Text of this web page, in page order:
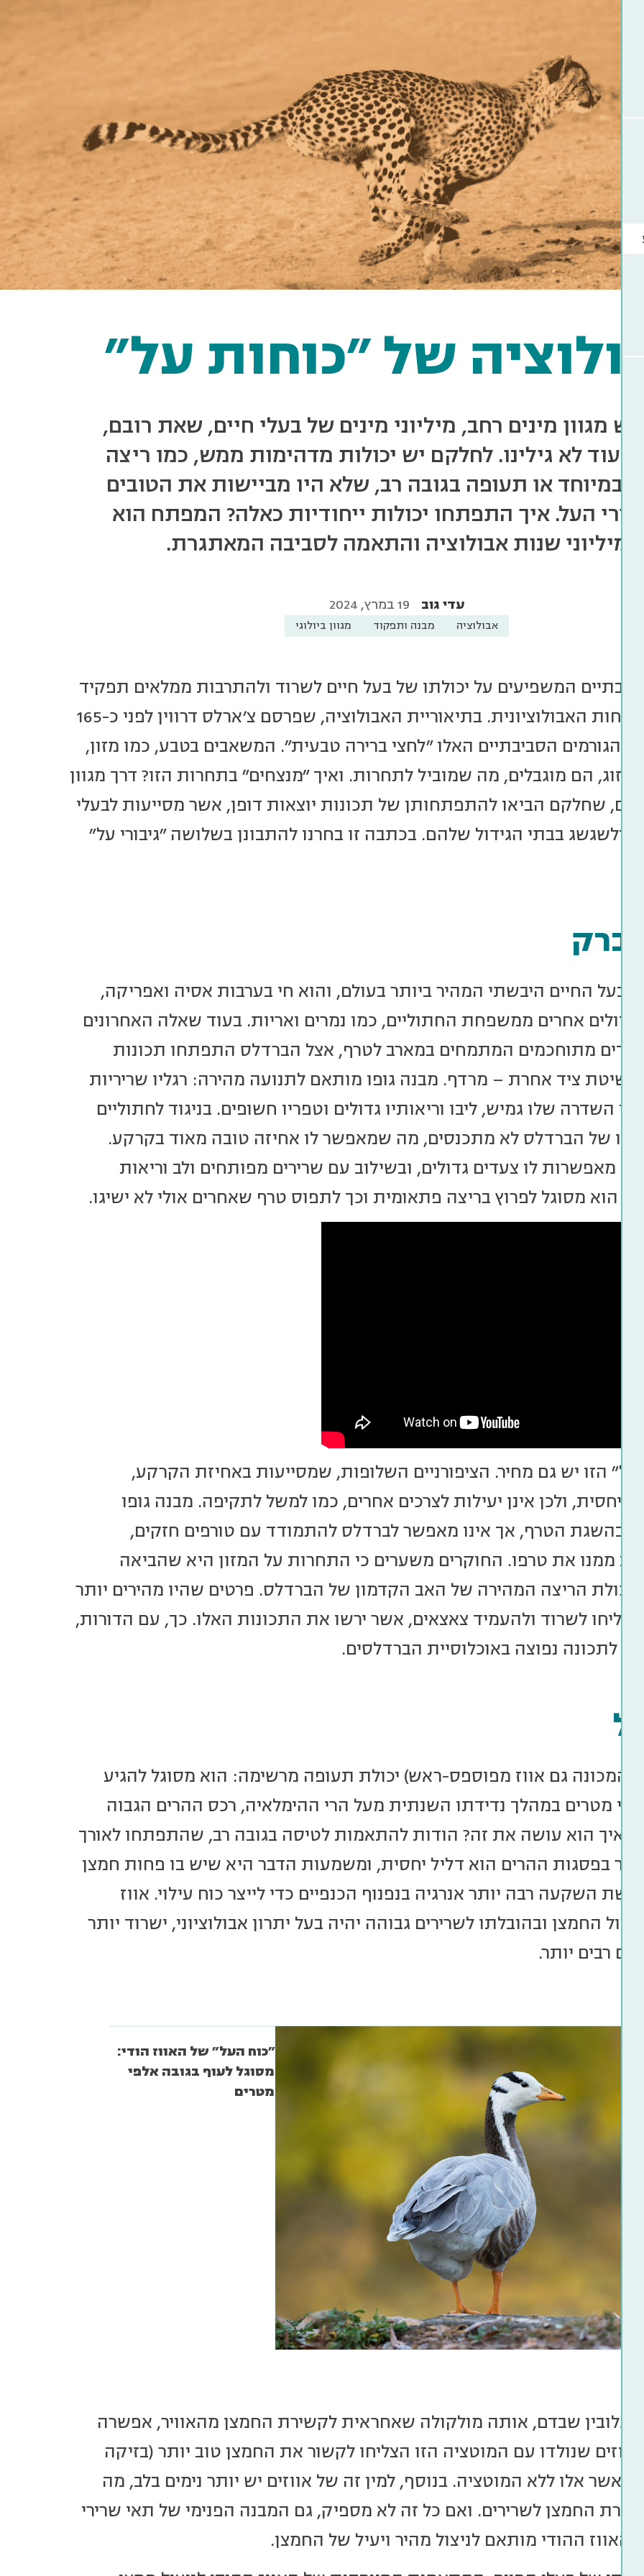
של "כוחות על"
יש מגוון מינים רחב, מיליוני מינים של בעלי חיים, שאת רובם,
עוד לא גילינו. לחלקם יש יכולות מדהימות ממש, כמו ריצה
במיוחד או תעופה בגובה רב, שלא היו מביישות את הטובים
העל. איך התפתחו יכולות ייחודיות כאלה? המפתח הוא
מיליוני שנות אבולוציה והתאמה לסביבה המאתגרת.
עדי גוב 19 במרץ, 2024
אבולוציה מבנה ותפקוד מגוון ביולוגי
המשפיעים על יכולתו של בעל חיים לשרוד ולהתרבות ממלאים תפקיד
מרכזי בהתפתחות האבולוציונית. בתיאוריית האבולוציה, שפרסם צ'ארלס דרווין לפני כ-165
הגורמים הסביבתיים האלו "לחצי ברירה טבעית". המשאבים בטבע, כמו מזון,
זוג, הם מוגבלים, מה שמוביל לתחרות. ואיך "מנצחים" בתחרות הזו? דרך מגוון
שחלקם הביאו להתפתחותן של תכונות יוצאות דופן, אשר מסייעות לבעלי
ולשגשג בבתי הגידול שלהם. בכתבה זו בחרנו להתבונן בשלושה "גיבורי על"
כברק
בעל החיים היבשתי המהיר ביותר בעולם, והוא חי בערבות אסיה ואפריקה,
גדולים אחרים ממשפחת החתוליים, כמו נמרים ואריות. בעוד שאלה האחרונים
מתוחכמים המתמחים במארב לטרף, אצל הברדלס התפתחו תכונות
לשיטת ציד אחרת – מרדף. מבנה גופו מותאם לתנועה מהירה: רגליו שריריות
השדרה שלו גמיש, ליבו וריאותיו גדולים וטפריו חשופים. בניגוד לחתוליים
של הברדלס לא מתכנסים, מה שמאפשר לו אחיזה טובה מאוד בקרקע.
מאפשרות לו צעדים גדולים, ובשילוב עם שרירים מפותחים ולב וריאות
הוא מסוגל לפרוץ בריצה פתאומית וכך לתפוס טרף שאחרים אולי לא ישיגו.
הזו יש גם מחיר. הציפורניים השלופות, שמסייעות באחיזת הקרקע,
יחסית, ולכן אינן יעילות לצרכים אחרים, כמו למשל לתקיפה. מבנה גופו
בהשגת הטרף, אך אינו מאפשר לברדלס להתמודד עם טורפים חזקים,
ממנו את טרפו. החוקרים משערים כי התחרות על המזון היא שהביאה
יכולת הריצה המהירה של האב הקדמון של הברדלס. פרטים שהיו מהירים יותר
והצליחו לשרוד ולהעמיד צאצאים, אשר ירשו את התכונות האלו. כך, עם הדורות,
לתכונה נפוצה באוכלוסיית הברדלסים.
(המכונה גם אווז מפוספס-ראש) יכולת תעופה מרשימה: הוא מסוגל להגיע
מטרים במהלך נדידתו השנתית מעל הרי ההימלאיה, רכס ההרים הגבוה
איך הוא עושה את זה? הודות להתאמות לטיסה בגובה רב, שהתפתחו לאורך
בפסגות ההרים הוא דליל יחסית, ומשמעות הדבר היא שיש בו פחות חמצן
השקעה רבה יותר אנרגיה בנפנוף הכנפיים כדי לייצר כוח עילוי. אווז
החמצן ובהובלתו לשרירים גבוהה יהיה בעל יתרון אבולוציוני, ישרוד יותר
רבים יותר.
"כוח העל" של האווז הודי:
מסוגל לעוף בגובה אלפי
מטרים
שבדם, אותה מולקולה שאחראית לקשירת החמצן מהאוויר, אפשרה
אווזים שנולדו עם המוטציה הזו הצליחו לקשור את החמצן טוב יותר (בזיקה
מאשר אלו ללא המוטציה. בנוסף, למין זה של אווזים יש יותר נימים בלב, מה
החמצן לשרירים. ואם כל זה לא מספיק, גם המבנה הפנימי של תאי שרירי
האווז ההודי מותאם לניצול מהיר ויעיל של החמצן.